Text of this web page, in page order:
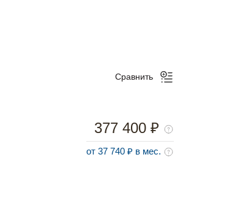
Сравнить
377 400 ₽
от 37 740 ₽ в мес.